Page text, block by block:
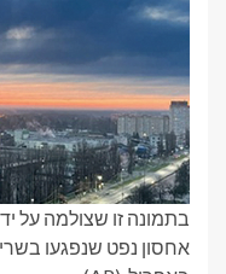
בתמונה זו שצולמה על